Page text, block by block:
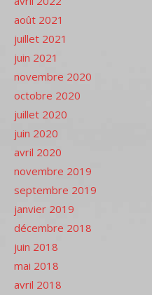
août 2021
juillet 2021
juin 2021
novembre 2020
octobre 2020
juillet 2020
juin 2020
avril 2020
novembre 2019
septembre 2019
janvier 2019
décembre 2018
juin 2018
mai 2018
avril 2018